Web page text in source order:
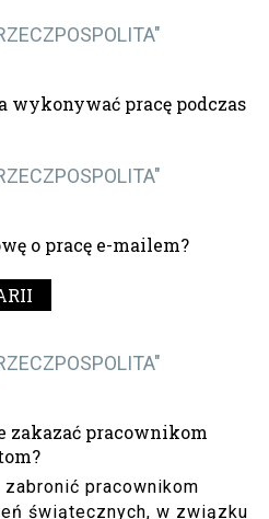
wykonywać pracę podczas
o pracę e-mailem?
zakazać pracownikom
pracownikom
świątecznych, w związku